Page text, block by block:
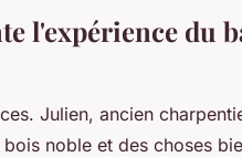
l'expérience du
Julien, ancien
noble et des choses